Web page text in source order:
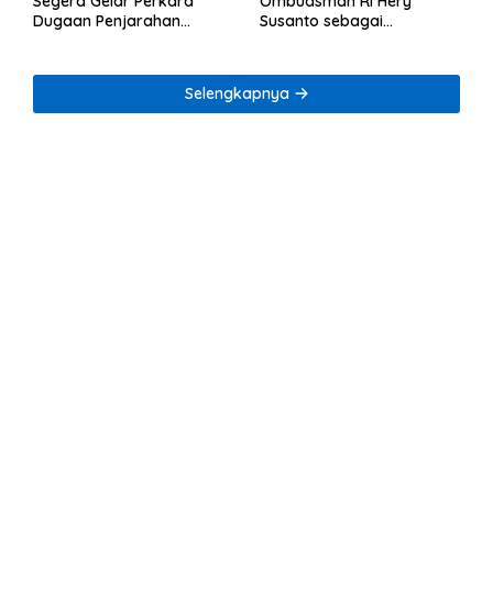
Dugaan Penjarahan
Susanto sebagai
Tambang Nikel
Selengkapnya